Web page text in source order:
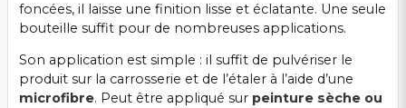
foncées, il laisse une finition lisse et éclatante. Une seule
bouteille suffit pour de nombreuses applications.
Son application est simple : il suffit de pulvériser le
produit sur la carrosserie et de l’étaler à l’aide d’une
microfibre. Peut être appliqué sur peinture sèche ou